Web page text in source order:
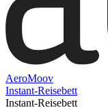
AeroMoov
Instant-Reisebett
Instant-Reisebett